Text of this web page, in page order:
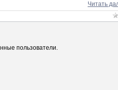
Читать
пользователи.